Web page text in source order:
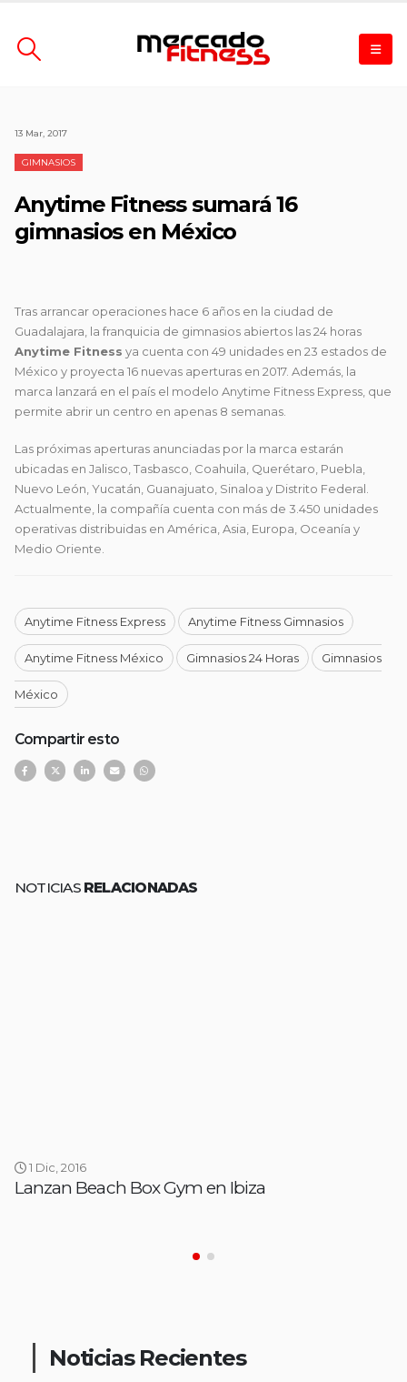
13 Mar, 2017
GIMNASIOS
Anytime Fitness sumará 16
gimnasios en México
Tras arrancar operaciones hace 6 años en la ciudad de
Guadalajara, la franquicia de gimnasios abiertos las 24 horas
Anytime Fitness ya cuenta con 49 unidades en 23 estados de
México y proyecta 16 nuevas aperturas en 2017. Además, la
marca lanzará en el país el modelo Anytime Fitness Express, que
permite abrir un centro en apenas 8 semanas.
Las próximas aperturas anunciadas por la marca estarán
ubicadas en Jalisco, Tasbasco, Coahuila, Querétaro, Puebla,
Nuevo León, Yucatán, Guanajuato, Sinaloa y Distrito Federal.
Actualmente, la compañía cuenta con más de 3.450 unidades
operativas distribuidas en América, Asia, Europa, Oceanía y
Medio Oriente.
Anytime Fitness Express Anytime Fitness Gimnasios
Anytime Fitness México Gimnasios 24 Horas Gimnasios
México
Compartir esto
NOTICIAS RELACIONADAS
1 Dic, 2016
Lanzan Beach Box Gym en Ibiza
Noticias Recientes